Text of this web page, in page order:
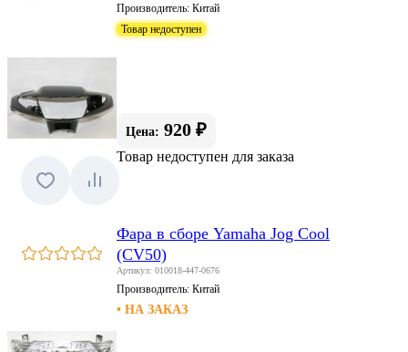
Производитель: Китай
Товар недоступен
Цена: 920 ₽
Товар недоступен для заказа
Фара в сборе Yamaha Jog Cool
(CV50)
Артикул: 010018-447-0676
Производитель: Китай
• НА ЗАКАЗ